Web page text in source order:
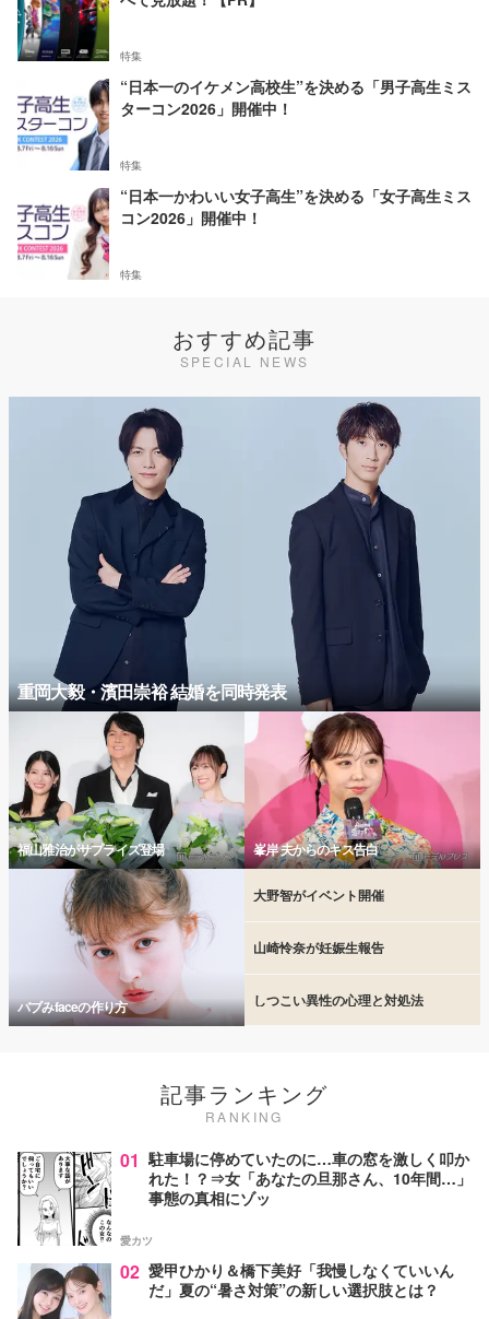
特集
“日本一のイケメン高校生”を決める「男子高生ミス
ターコン2026」開催中！
特集
“日本一かわいい女子高生”を決める「女子高生ミス
コン2026」開催中！
特集
おすすめ記事
SPECIAL NEWS
重岡大毅・濱田崇裕 結婚を同時発表
福山雅治がサプライズ登場 峯岸 夫からのキス告白
バブみfaceの作り方
大野智がイベント開催
山崎怜奈が妊娠生報告
しつこい異性の心理と対処法
記事ランキング
RANKING
01 駐車場に停めていたのに…車の窓を激しく叩か
れた！？⇒女「あなたの旦那さん、10年間…」
事態の真相にゾッ
愛カツ
02 愛甲ひかり＆橋下美好「我慢しなくていいん
だ」夏の“暑さ対策”の新しい選択肢とは？